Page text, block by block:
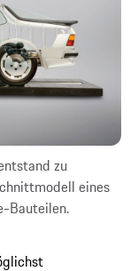
zu
eines
Bauteilen.